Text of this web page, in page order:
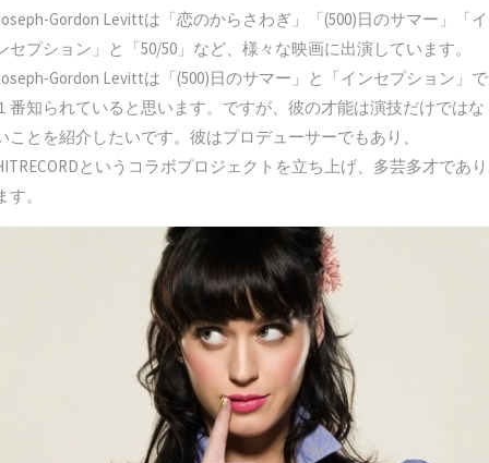
Gordon Levittは「恋のからさわぎ」「(500)日のサマー」「イ
セプション」と「50/50」など、様々な映画に出演しています。
Gordon Levittは「(500)日のサマー」と「インセプション」で
番知られていると思います。ですが、彼の才能は演技だけではな
ことを紹介したいです。彼はプロデューサーでもあり、
というコラボプロジェクトを立ち上げ、多芸多才であり
す。